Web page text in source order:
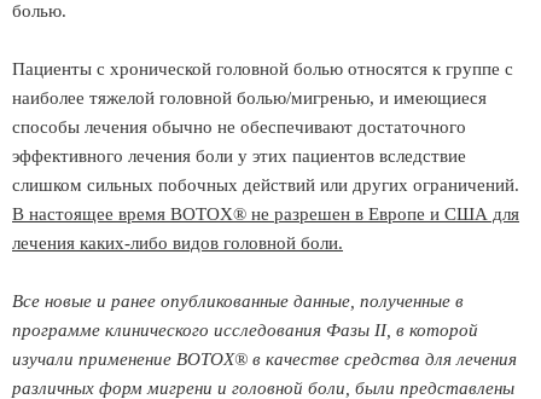
болью.
Пациенты с хронической головной болью относятся к группе с
наиболее тяжелой головной болью/мигренью, и имеющиеся
способы лечения обычно не обеспечивают достаточного
эффективного лечения боли у этих пациентов вследствие
слишком сильных побочных действий или других ограничений.
В настоящее время BOTOX® не разрешен в Европе и США для
лечения каких-либо видов головной боли.
Все новые и ранее опубликованные данные, полученные в
программе клинического исследования Фазы II, в которой
изучали применение BOTOX® в качестве средства для лечения
различных форм мигрени и головной боли, были представлены